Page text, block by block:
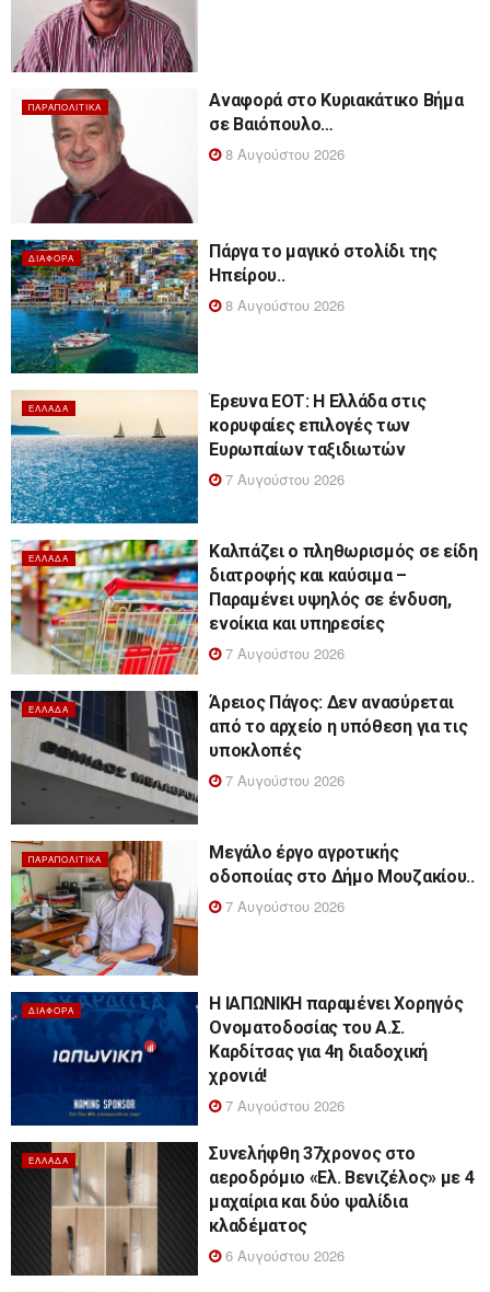
ΠΑΡΑΠΟΛΙΤΙΚΆ
Αναφορά στο Κυριακάτικο Βήμα
σε Βαιόπουλο…
8 Αυγούστου 2026
ΔΙΆΦΟΡΑ
Πάργα το μαγικό στολίδι της
Ηπείρου..
8 Αυγούστου 2026
ΕΛΛΆΔΑ
Έρευνα ΕΟΤ: Η Ελλάδα στις
κορυφαίες επιλογές των
Ευρωπαίων ταξιδιωτών
7 Αυγούστου 2026
ΕΛΛΆΔΑ
Καλπάζει ο πληθωρισμός σε είδη
διατροφής και καύσιμα –
Παραμένει υψηλός σε ένδυση,
ενοίκια και υπηρεσίες
7 Αυγούστου 2026
ΕΛΛΆΔΑ
Άρειος Πάγος: Δεν ανασύρεται
από το αρχείο η υπόθεση για τις
υποκλοπές
7 Αυγούστου 2026
ΠΑΡΑΠΟΛΙΤΙΚΆ
Μεγάλο έργο αγροτικής
οδοποιίας στο Δήμο Μουζακίου..
7 Αυγούστου 2026
ΔΙΆΦΟΡΑ
Η ΙΑΠΩΝΙΚΗ παραμένει Χορηγός
Ονοματοδοσίας του Α.Σ.
Καρδίτσας για 4η διαδοχική
χρονιά!
7 Αυγούστου 2026
ΕΛΛΆΔΑ
Συνελήφθη 37χρονος στο
αεροδρόμιο «Ελ. Βενιζέλος» με 4
μαχαίρια και δύο ψαλίδια
κλαδέματος
6 Αυγούστου 2026